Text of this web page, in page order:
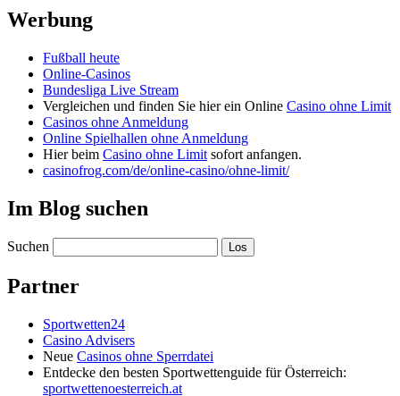
Werbung
Fußball heute
Online-Casinos
Bundesliga Live Stream
Vergleichen und finden Sie hier ein Online Casino ohne Limit
Casinos ohne Anmeldung
Online Spielhallen ohne Anmeldung
Hier beim Casino ohne Limit sofort anfangen.
casinofrog.com/de/online-casino/ohne-limit/
Im Blog suchen
Suchen
Partner
Sportwetten24
Casino Advisers
Neue Casinos ohne Sperrdatei
Entdecke den besten Sportwettenguide für Österreich:
sportwettenoesterreich.at